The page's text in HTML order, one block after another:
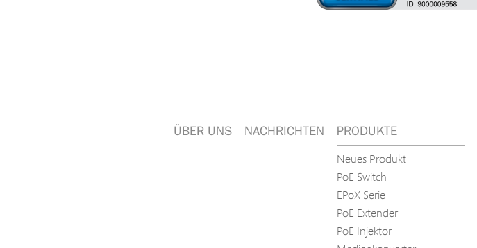
ÜBER UNS NACHRICHTEN PRODUKTE
Neues Produkt
PoE Switch
EPoX Serie
PoE Extender
PoE Injektor